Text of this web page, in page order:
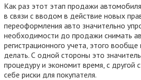
Как раз этот этап продажи
в связи с вводом в действие новых
переоформления авто значительно
необходимости до продажи снимать
регистрационного учета, этого
делать. С одной стороны это
процедуру и экономит время, с другой
себе риски для покупателя.